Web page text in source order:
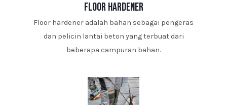
floor hardener
Floor hardener adalah bahan sebagai pengeras
dan pelicin lantai beton yang terbuat dari
beberapa campuran bahan.